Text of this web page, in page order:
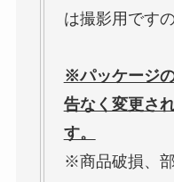
は撮影用です
※パッケージ
告なく変更さ
す。
※商品破損、